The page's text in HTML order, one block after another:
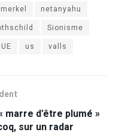
merkel
netanyahu
Sionisme
UE us valls
marre d'être plumé »
sur un radar